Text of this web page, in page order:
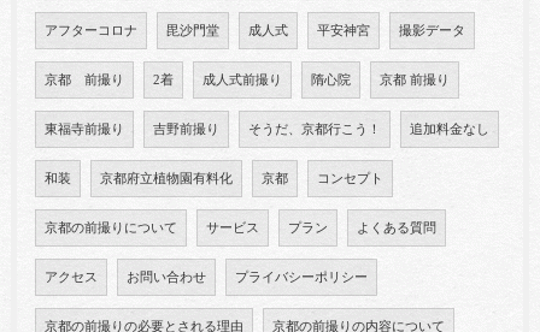
アフターコロナ 毘沙門堂 成人式 平安神宮 撮影データ
京都 前撮り 2着 成人式前撮り 隋心院 京都 前撮り
東福寺前撮り 吉野前撮り そうだ、京都行こう！ 追加料金なし
和装 京都府立植物園有料化 京都 コンセプト
京都の前撮りについて サービス プラン よくある質問
アクセス お問い合わせ プライバシーポリシー
京都の前撮りの必要とされる理由 京都の前撮りの内容について